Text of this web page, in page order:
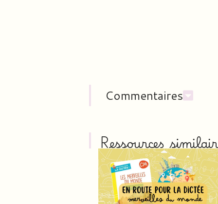
Commentaires
Ressources